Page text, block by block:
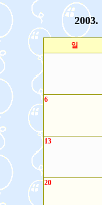
2003.
일
6
13
20